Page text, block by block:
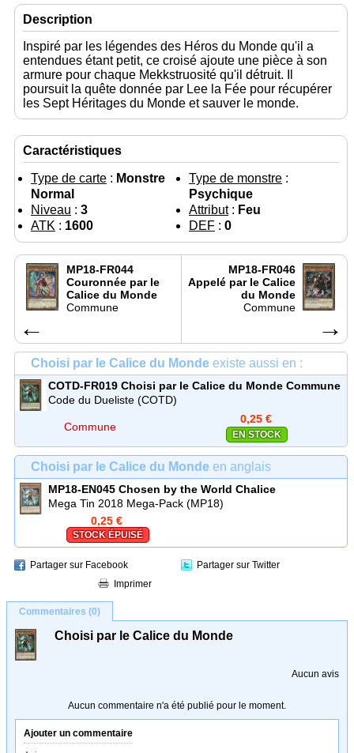
Description
Inspiré par les légendes des Héros du Monde qu'il a
entendues étant petit, ce croisé ajoute une pièce à son
armure pour chaque Mekkstruosité qu'il détruit. Il
poursuit la quête donnée par Lee la Fée pour récupérer
les Sept Héritages du Monde et sauver le monde.
Caractéristiques
Type de carte : Monstre
Normal
Type de monstre :
Psychique
Niveau : 3 Attribut: Feu
ATK : 1600 DEF : 0
MP18-FR044
Couronnée par le
Calice du Monde
Commune
←
MP18-FR046
Appelé par le Calice
du Monde
Commune
→
Choisi par le Calice du Monde existe aussi en :
COTD-FR019 Choisi par le Calice du Monde Commune
Code du Dueliste (COTD)
Commune
0,25 €
EN STOCK
Choisi par le Calice du Monde en anglais
MP18-EN045 Chosen by the World Chalice
Mega Tin 2018 Mega-Pack (MP18)
0,25 €
STOCK ÉPUISÉ
Partager sur Facebook
Partager sur Twitter
Imprimer
Commentaires (0)
Choisi par le Calice du Monde
Aucun avis
Aucun commentaire n'a été publié pour le moment.
Ajouter un commentaire